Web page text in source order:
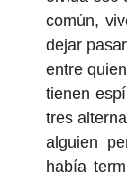
común,
dejar
entre
tienen
tres
alguien
había